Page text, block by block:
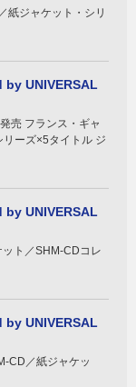
紙ジャケット・シリ
by UNIVERSAL
売 フランス・ギャ
ーズ×5タイトル ジ
by UNIVERSAL
ト／SHM-CDコレ
by UNIVERSAL
CD／紙ジャケッ